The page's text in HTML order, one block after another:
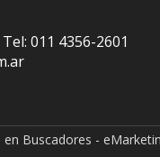
011 4356-2601
Buscadores -